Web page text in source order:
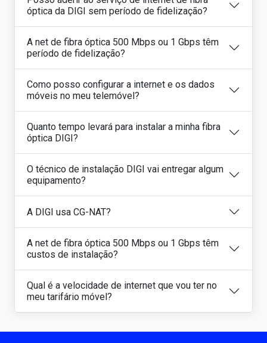
óptica da DIGI sem período de fidelização?
A net de fibra óptica 500 Mbps ou 1 Gbps têm
período de fidelização?
Como posso configurar a internet e os dados
móveis no meu telemóvel?
Quanto tempo levará para instalar a minha fibra
óptica DIGI?
O técnico de instalação DIGI vai entregar algum
equipamento?
A DIGI usa CG-NAT?
A net de fibra óptica 500 Mbps ou 1 Gbps têm
custos de instalação?
Qual é a velocidade de internet que vou ter no
meu tarifário móvel?